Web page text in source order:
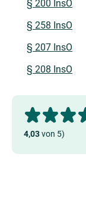
§ 200 InsO
§ 258 InsO
§ 207 InsO
§ 208 InsO
4,03von 5)